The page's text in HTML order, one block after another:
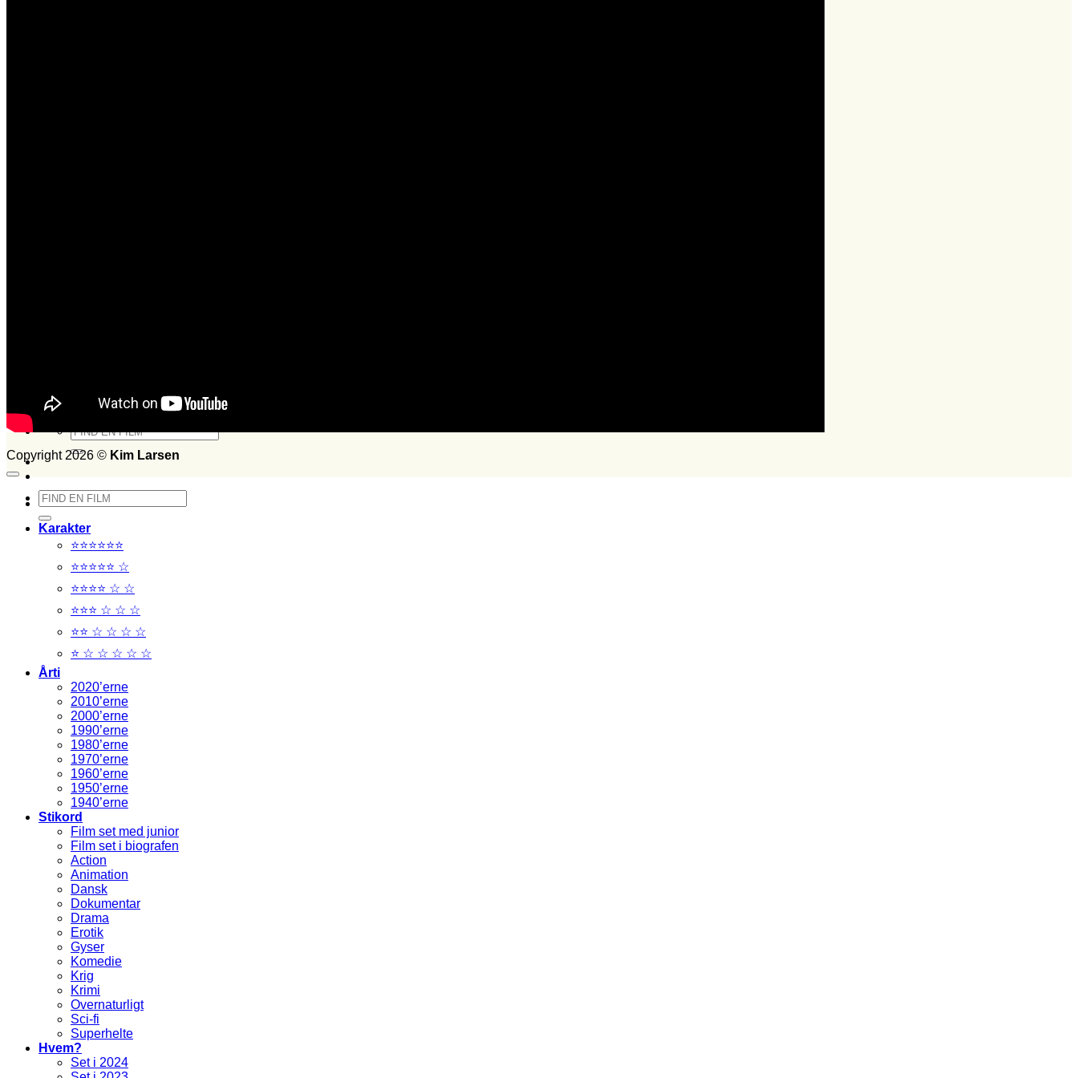
FILM SET:1026side 2014
Søg
efter:
Copyright 2026 © Kim Larsen
Søg
efter:
Karakter
⭐⭐⭐⭐⭐⭐
⭐⭐⭐⭐⭐ ☆
⭐⭐⭐⭐ ☆ ☆
⭐⭐⭐ ☆ ☆ ☆
⭐⭐ ☆ ☆ ☆ ☆
⭐ ☆ ☆ ☆ ☆ ☆
Årti
2020’erne
2010’erne
2000’erne
1990’erne
1980’erne
1970’erne
1960’erne
1950’erne
1940’erne
Stikord
Film set med junior
Film set i biografen
Action
Animation
Dansk
Dokumentar
Drama
Erotik
Gyser
Komedie
Krig
Krimi
Overnaturligt
Sci-fi
Superhelte
Hvem?
Set i 2024